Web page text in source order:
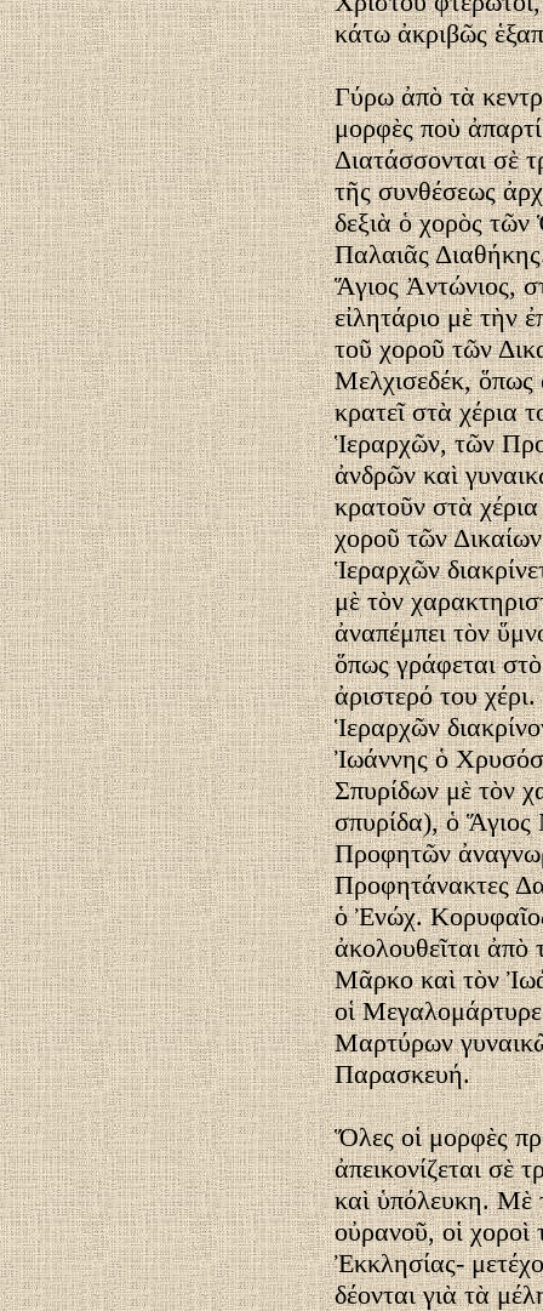
κάτω ἀκριβῶς
Γύρω ἀπὸ τὰ
μορφὲς ποὺ
Διατάσσονται σὲ
τῆς συνθέσεως
δεξιὰ ὁ χορὸς τῶν
Παλαιᾶς
Ἅγιος Ἀντώνιος,
εἰλητάριο μὲ
τοῦ χοροῦ τῶν
Μελχισεδέκ, ὅπως
κρατεῖ στὰ χέρια
Ἱεραρχῶν, τῶν
ἀνδρῶν καὶ
κρατοῦν στὰ
χοροῦ τῶν
Ἱεραρχῶν
μὲ τὸν
ἀναπέμπει τὸν
ὅπως γράφεται
ἀριστερό του
Ἱεραρχῶν
Ἰωάννης ὁ
Σπυρίδων μὲ τὸν
σπυρίδα), ὁ Ἅγιος
Προφητῶν
Προφητάνακτες
ὁ Ἐνώχ.
ἀκολουθεῖται
Μᾶρκο καὶ τὸν
οἱ
Μαρτύρων
Παρασκευή.
Ὅλες οἱ μορφὲς
ἀπεικονίζεται σὲ
καὶ ὑπόλευκη. Μὲ
οὐρανοῦ, οἱ
Ἐκκλησίας-
δέονται γιὰ τὰ